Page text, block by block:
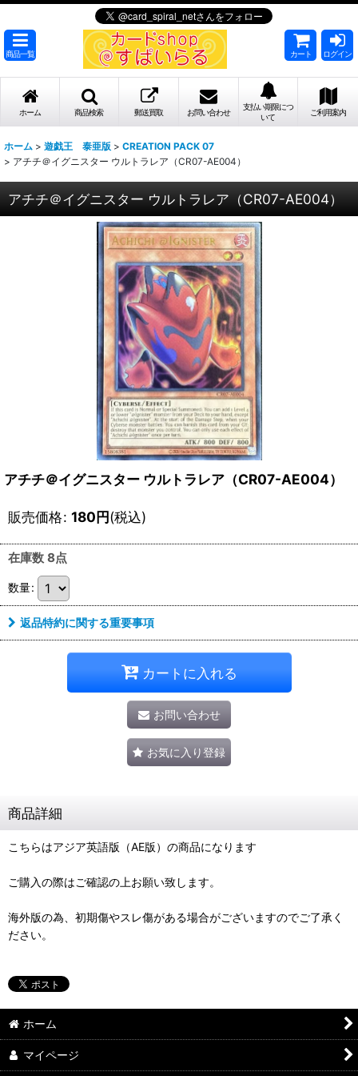
商品一覧 カート ログイン
ホーム 商品検索 郵送買取 お問い合わせ
支払い期限につ
いて
ご利用案内
ホーム > 遊戯王 泰亜版 > CREATION PACK 07
> アチチ＠イグニスター ウルトラレア（CR07-AE004）
アチチ＠イグニスター ウルトラレア（CR07-AE004）
アチチ＠イグニスター ウルトラレア（CR07-AE004）
販売価格: 180円(税込)
在庫数 8点
数量:
返品特約に関する重要事項
カートに入れる
お問い合わせ
お気に入り登録
商品詳細
こちらはアジア英語版（AE版）の商品になります
ご購入の際はご確認の上お願い致します。
海外版の為、初期傷やスレ傷がある場合がございますのでご了承く
ださい。
ホーム
マイページ